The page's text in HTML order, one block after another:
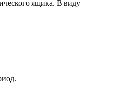
ящика. В виду